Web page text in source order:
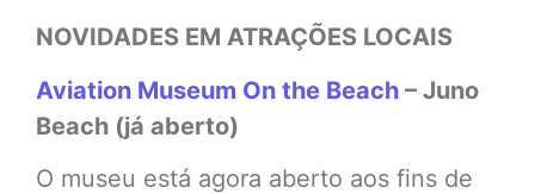
NOVIDADES EM ATRAÇÕES LOCAIS
Aviation Museum On the Beach – Juno
Beach (já aberto)
O museu está agora aberto aos fins de